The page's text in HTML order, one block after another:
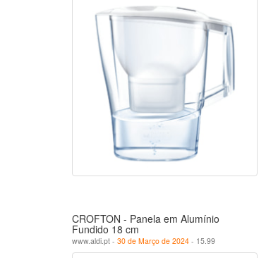
CROFTON - Panela em Alumínio
Fundido 18 cm
www.aldi.pt - 30 de Março de 2024 - 15.99